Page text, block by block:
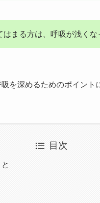
はまる方は、呼吸が浅くな
を深めるためのポイント
目次